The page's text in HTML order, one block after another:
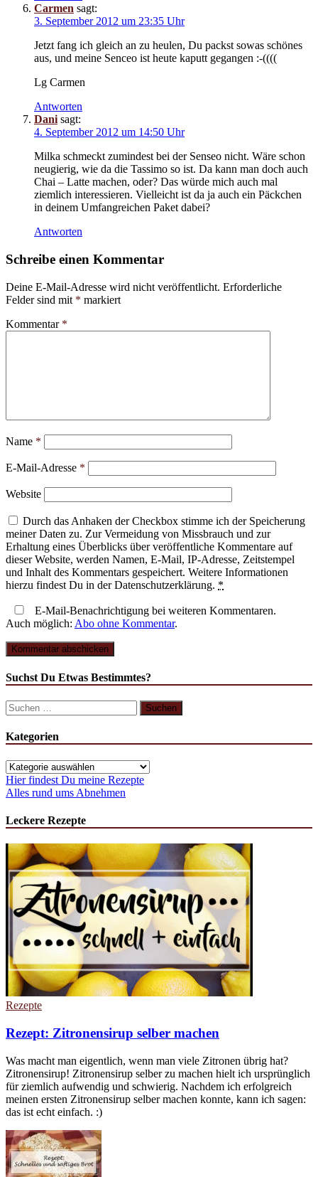
Carmen sagt:
3. September 2012 um 23:35 Uhr
Jetzt fang ich gleich an zu heulen, Du packst sowas schönes
aus, und meine Senceo ist heute kaputt gegangen :-((((
Lg Carmen
Antworten
Dani sagt:
4. September 2012 um 14:50 Uhr
Milka schmeckt zumindest bei der Senseo nicht. Wäre schon
neugierig, wie da die Tassimo so ist. Da kann man doch auch
Chai – Latte machen, oder? Das würde mich auch mal
ziemlich interessieren. Vielleicht ist da ja auch ein Päckchen
in deinem Umfangreichen Paket dabei?
Antworten
Schreibe einen Kommentar
Deine E-Mail-Adresse wird nicht veröffentlicht. Erforderliche
Felder sind mit * markiert
Kommentar *
Name *
E-Mail-Adresse *
Website
Durch das Anhaken der Checkbox stimme ich der Speicherung
meiner Daten zu. Zur Vermeidung von Missbrauch und zur
Erhaltung eines Überblicks über veröffentliche Kommentare auf
dieser Website, werden Namen, E-Mail, IP-Adresse, Zeitstempel
und Inhalt des Kommentars gespeichert. Weitere Informationen
hierzu findest Du in der Datenschutzerklärung. *
E-Mail-Benachrichtigung bei weiteren Kommentaren.
Auch möglich: Abo ohne Kommentar.
Suchst Du Etwas Bestimmtes?
Suchen
nach:
Kategorien
Kategorien
Hier findest Du meine Rezepte
Alles rund ums Abnehmen
Leckere Rezepte
Rezepte
Rezept: Zitronensirup selber machen
Was macht man eigentlich, wenn man viele Zitronen übrig hat?
Zitronensirup! Zitronensirup selber zu machen hielt ich ursprünglich
für ziemlich aufwendig und schwierig. Nachdem ich erfolgreich
meinen ersten Zitronensirup selber machen konnte, kann ich sagen:
das ist echt einfach. :)